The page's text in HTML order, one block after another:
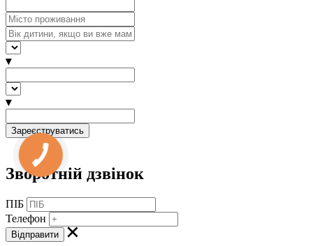
▾
▾
Зворотній дзвінок
ПІБ
Телефон